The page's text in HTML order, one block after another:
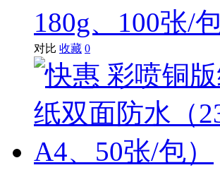
180g、100张/
对比 收藏 0